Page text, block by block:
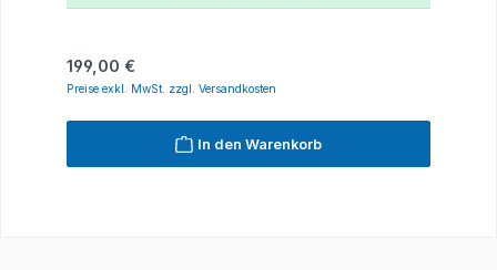
Regulärer Preis:
199,00 €
Preise exkl. MwSt. zzgl. Versandkosten
In den Warenkorb